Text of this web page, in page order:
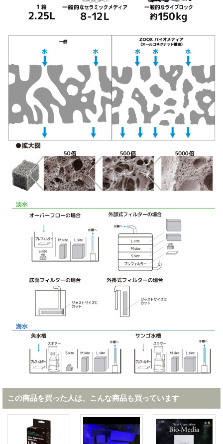
この商品を買った人は、こんな商品も買っています